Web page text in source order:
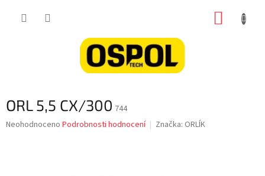
ORL 5,5 CX/300 744
Průměrné
Neohodnoceno Podrobnosti hodnocení Značka: ORLÍK